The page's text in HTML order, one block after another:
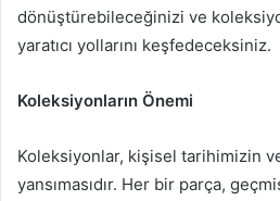
dönüştürebileceğinizi ve
yaratıcı yollarını keşfedeceksiniz.
Koleksiyonların Önemi
Koleksiyonlar, kişisel tarihimizin
yansımasıdır. Her bir parça,